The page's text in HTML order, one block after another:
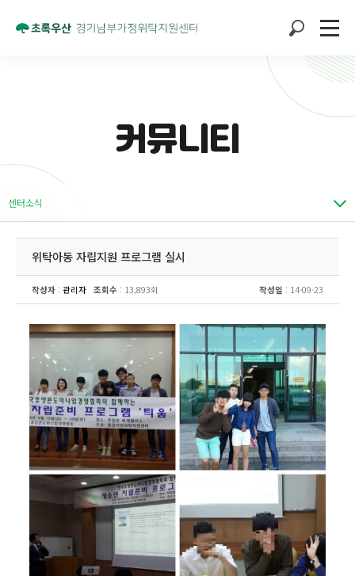
커뮤니티
센터소식
위탁아동 자립지원 프로그램 실시
작성자 : 관리자 조회수 : 13,893회 작성일 : 14-09-23